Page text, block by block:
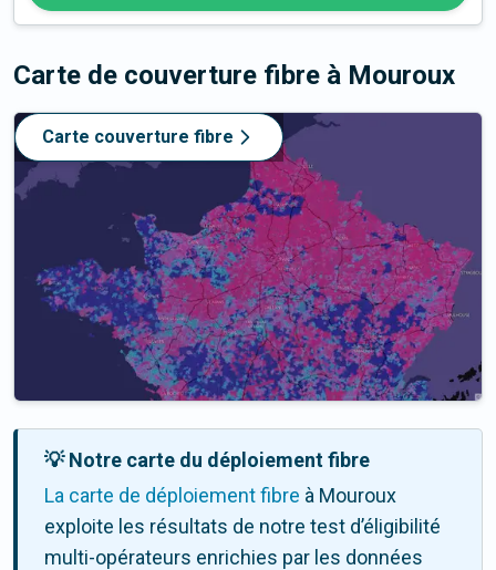
Carte de couverture fibre à Mouroux
Carte couverture fibre
💡 Notre carte du déploiement fibre
La carte de déploiement fibre à Mouroux
exploite les résultats de notre test d’éligibilité
multi-opérateurs enrichies par les données